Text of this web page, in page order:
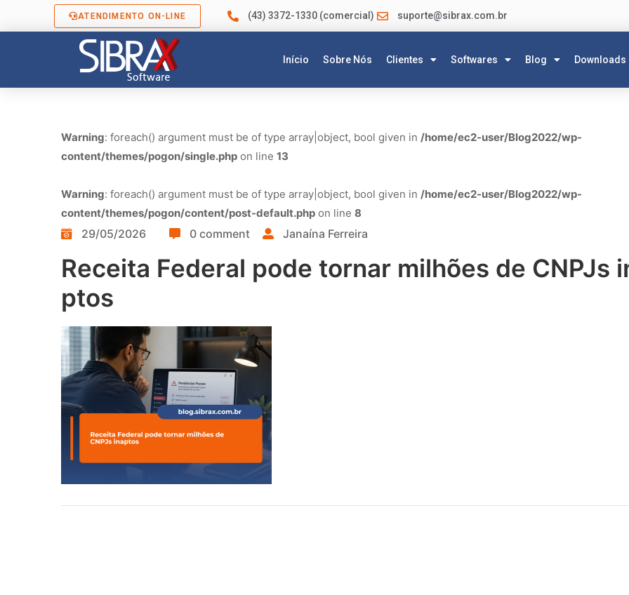
ATENDIMENTO ON-LINE (43) 3372-1330 (comercial) suporte@sibrax.com.br
Início Sobre Nós Clientes Softwares Blog Downloads
Warning: foreach() argument must be of type array|object, bool given in /home/ec2-user/Blog2022/wp-
content/themes/pogon/single.php on line 13
Warning: foreach() argument must be of type array|object, bool given in /home/ec2-user/Blog2022/wp-
content/themes/pogon/content/post-default.php on line 8
29/05/2026 0 comment Janaína Ferreira
Receita Federal pode tornar milhões de CNPJs
ptos